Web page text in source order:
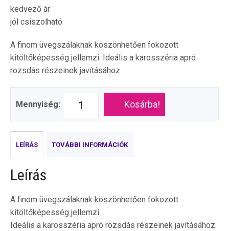
kedvező ár
jól csiszolható
A finom üvegszálaknak köszönhetően fokozott
kitöltőképesség jellemzi. Ideális a karosszéria apró
rozsdás részeinek javításához.
Mennyiség: Kosárba!
LEÍRÁS TOVÁBBI INFORMÁCIÓK
Leírás
A finom üvegszálaknak köszönhetően fokozott
kitöltőképesség jellemzi.
Ideális a karosszéria apró rozsdás részeinek javításához.